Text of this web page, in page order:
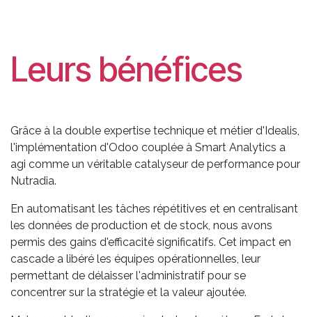
Leurs bénéfices
Grâce à la double expertise technique et métier d'Idealis,
l'implémentation d'Odoo couplée à Smart Analytics a
agi comme un véritable catalyseur de performance pour
Nutradia.
En automatisant les tâches répétitives et en centralisant
les données de production et de stock, nous avons
permis des gains d'efficacité significatifs. Cet impact en
cascade a libéré les équipes opérationnelles, leur
permettant de délaisser l'administratif pour se
concentrer sur la stratégie et la valeur ajoutée.